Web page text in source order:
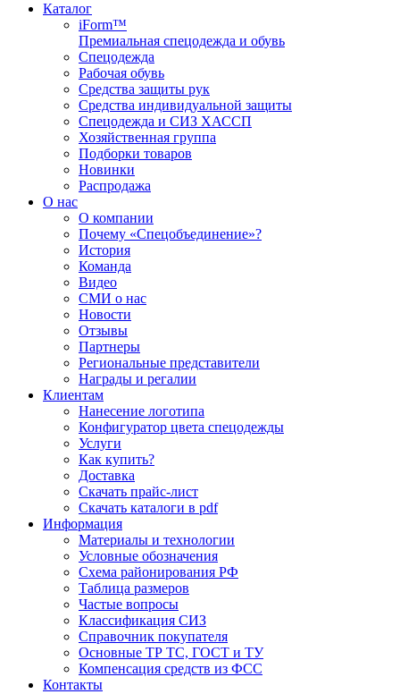
Каталог
iForm™
Премиальная спецодежда и обувь
Спецодежда
Рабочая обувь
Средства защиты рук
Средства индивидуальной защиты
Спецодежда и СИЗ ХАССП
Хозяйственная группа
Подборки товаров
Новинки
Распродажа
О нас
О компании
Почему «Спецобъединение»?
История
Команда
Видео
СМИ о нас
Новости
Отзывы
Партнеры
Региональные представители
Награды и регалии
Клиентам
Нанесение логотипа
Конфигуратор цвета спецодежды
Услуги
Как купить?
Доставка
Скачать прайс-лист
Скачать каталоги в pdf
Информация
Материалы и технологии
Условные обозначения
Схема районирования РФ
Таблица размеров
Частые вопросы
Классификация СИЗ
Справочник покупателя
Основные ТР ТС, ГОСТ и ТУ
Компенсация средств из ФСС
Контакты